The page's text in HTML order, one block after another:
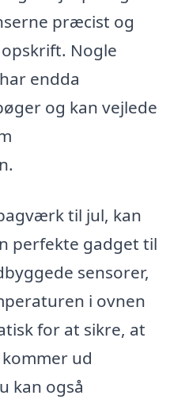
præcist og
Nogle
endda
og kan vejlede
til jul, kan
perfekte gadget til
sensorer,
i ovnen
for at sikre, at
ud
kan også